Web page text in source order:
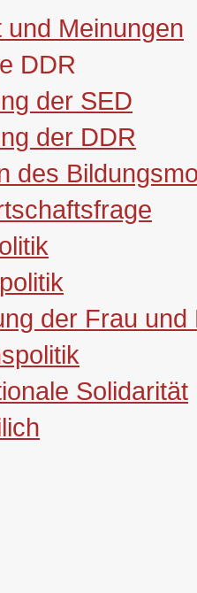
und Meinungen
DDR
der SED
der DDR
des
der Frau und
Solidarität